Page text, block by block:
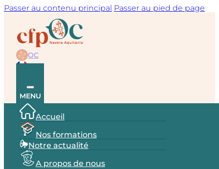
Passer au contenu principal Passer au pied de page
OC
MENU
Accueil
Nos formations
Notre actualité
A propos de nous